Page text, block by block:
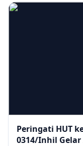
Peringati HUT
0314/Inhil